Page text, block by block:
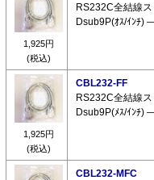
1,925円
(税込)
RS232C全結線
Dsub9P(ｵｽ/ｲﾝﾁ)
1,925円
(税込)
CBL232-FF
RS232C全結線
Dsub9P(ﾒｽ/ｲﾝﾁ)
CBL232-MFC